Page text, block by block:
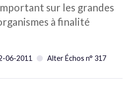
sur les grandes
à finalité
06-2011 Alter Échos n° 317